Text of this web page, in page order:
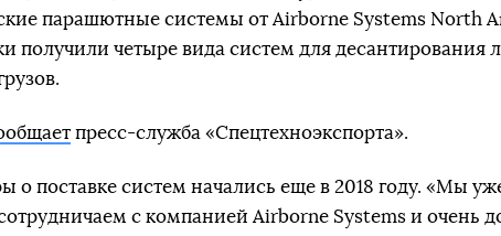
парашютные системы от Airborne Systems North
получили четыре вида систем для десантирования
пресс-служба «Спецтехноэкспорта».
о поставке систем начались еще в 2018 году. «Мы
с компанией Airborne Systems и очень